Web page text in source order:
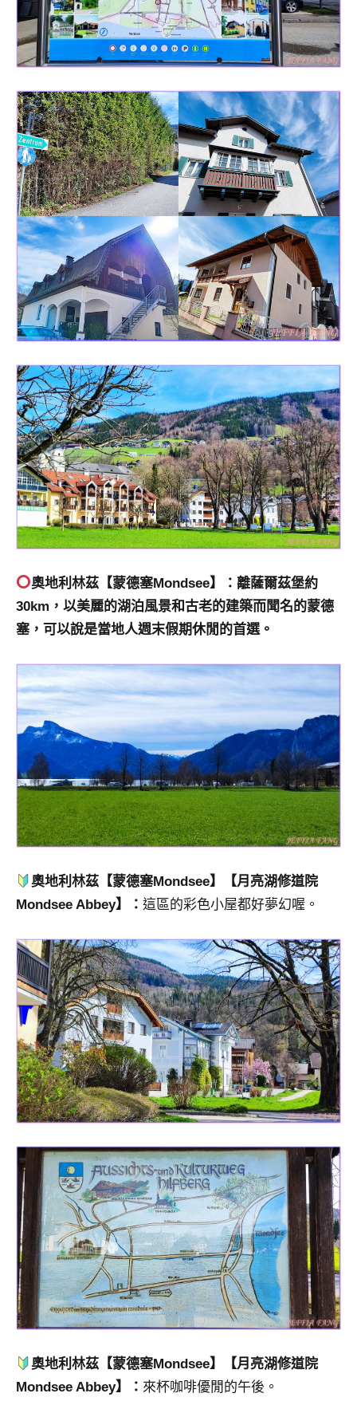
奧地利林茲【蒙德塞Mondsee】：離薩爾茲堡約
30km，以美麗的湖泊風景和古老的建築而聞名的蒙德
塞 ，可以說是當地人週末假期休閒的首選。
奧地利林茲【蒙德塞Mondsee】【月亮湖修道院
Mondsee Abbey】： 這區的彩色小屋都好夢幻喔。
奧地利林茲【蒙德塞Mondsee】【月亮湖修道院
Mondsee Abbey】： 來杯咖啡優閒的午後。